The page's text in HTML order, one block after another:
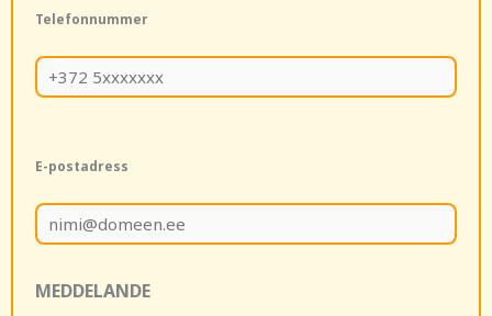
Telefonnummer
E-postadress
MEDDELANDE